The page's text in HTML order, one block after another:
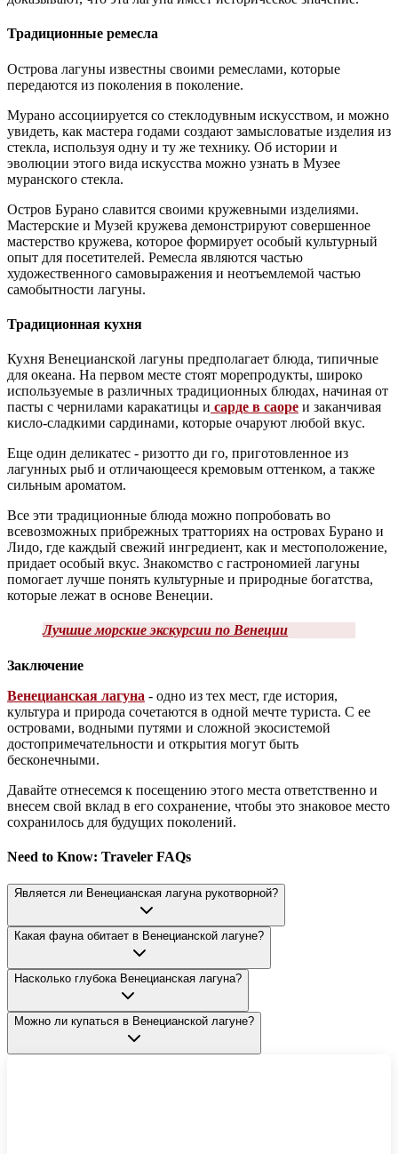
Традиционные ремесла
Острова лагуны известны своими ремеслами, которые
передаются из поколения в поколение.
Мурано ассоциируется со стеклодувным искусством, и можно
увидеть, как мастера годами создают замысловатые изделия из
стекла, используя одну и ту же технику. Об истории и
эволюции этого вида искусства можно узнать в Музее
муранского стекла.
Остров Бурано славится своими кружевными изделиями.
Мастерские и Музей кружева демонстрируют совершенное
мастерство кружева, которое формирует особый культурный
опыт для посетителей. Ремесла являются частью
художественного самовыражения и неотъемлемой частью
самобытности лагуны.
Традиционная кухня
Кухня Венецианской лагуны предполагает блюда, типичные
для океана. На первом месте стоят морепродукты, широко
используемые в различных традиционных блюдах, начиная от
пасты с чернилами каракатицы и сарде в саоре и заканчивая
кисло-сладкими сардинами, которые очаруют любой вкус.
Еще один деликатес - ризотто ди го, приготовленное из
лагунных рыб и отличающееся кремовым оттенком, а также
сильным ароматом.
Все эти традиционные блюда можно попробовать во
всевозможных прибрежных тратториях на островах Бурано и
Лидо, где каждый свежий ингредиент, как и местоположение,
придает особый вкус. Знакомство с гастрономией лагуны
помогает лучше понять культурные и природные богатства,
которые лежат в основе Венеции.
Лучшие морские экскурсии по Венеции
Заключение
Венецианская лагуна - одно из тех мест, где история,
культура и природа сочетаются в одной мечте туриста. С ее
островами, водными путями и сложной экосистемой
достопримечательности и открытия могут быть
бесконечными.
Давайте отнесемся к посещению этого места ответственно и
внесем свой вклад в его сохранение, чтобы это знаковое место
сохранилось для будущих поколений.
Need to Know: Traveler FAQs
Является ли Венецианская лагуна рукотворной?
Какая фауна обитает в Венецианской лагуне?
Насколько глубока Венецианская лагуна?
Можно ли купаться в Венецианской лагуне?